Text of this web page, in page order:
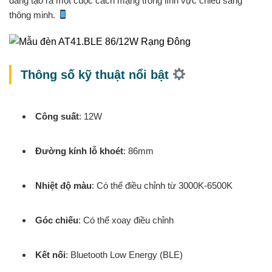
thông minh.
Thông số kỹ thuật nổi bật
Công suất: 12W
Đường kính lỗ khoét: 86mm
Nhiệt độ màu: Có thể điều chỉnh từ 3000K-6500K
Góc chiếu: Có thể xoay điều chỉnh
Kết nối: Bluetooth Low Energy (BLE)